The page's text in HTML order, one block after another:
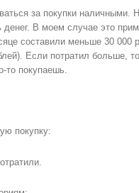
за покупки наличными.
В моем случае это
составили меньше 30 000
Если потратил больше,
покупаешь.
покупку: